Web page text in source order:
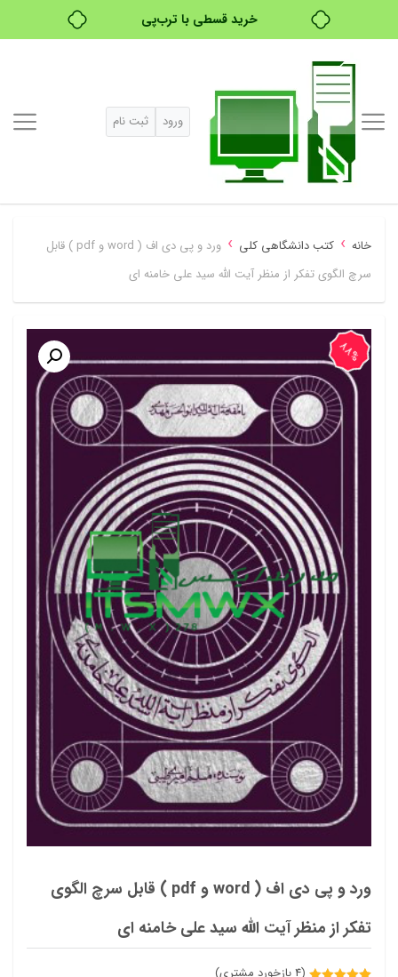
خرید قسطی با ترب‌پی
ورود ثبت نام
خانه › کتب دانشگاهی کلی ›
ورد و پی دی اف ( word و pdf ) قابل
سرچ الگوی تفکر از منظر آیت الله سید علی خامنه ای
88%
ورد و پی دی اف ( word و pdf ) قابل سرچ الگوی
تفکر از منظر آیت الله سید علی خامنه ای
(
4بازخورد مشتری)